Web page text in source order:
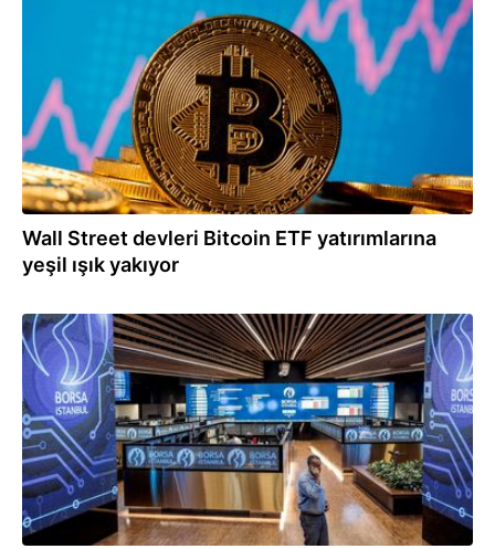
Wall Street devleri Bitcoin ETF yatırımlarına
yeşil ışık yakıyor
20.03.2025